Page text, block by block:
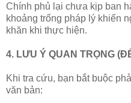
Chính phủ lại chưa kịp ban
khoảng trống pháp lý khiến
khăn khi thực hiện.
4. LƯU Ý QUAN TRỌNG
Khi tra cứu, bạn bắt buộc
văn bản: